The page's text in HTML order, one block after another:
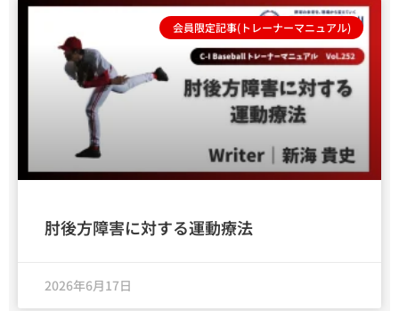
会員限定記事(トレーナーマニュアル)
肘後方障害に対する運動療法
2026年6月17日